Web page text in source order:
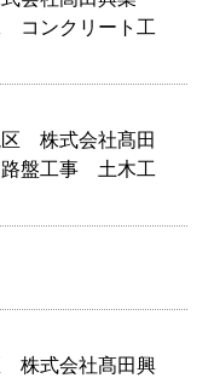
ンクリート工
株式会社髙田
盤工事 土木工
株式会社髙田興